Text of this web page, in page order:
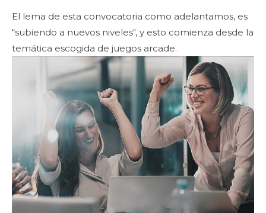
El lema de esta convocatoria como adelantamos, es
“subiendo a nuevos niveles", y esto comienza desde la
temática escogida de juegos arcade.